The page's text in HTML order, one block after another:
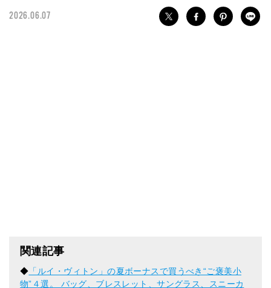
2026.06.07
関連記事
◆ 「ルイ・ヴィトン」の夏ボーナスで買うべき“ご褒美小
物”４選。 バッグ、ブレスレット、サングラス、スニーカ